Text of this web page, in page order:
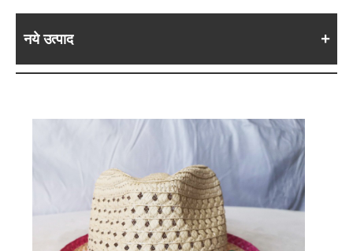
नये उत्पाद